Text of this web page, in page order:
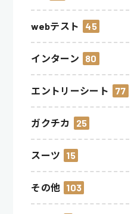
webテスト 45
インターン 80
エントリーシート 77
ガクチカ 25
スーツ 15
その他 103